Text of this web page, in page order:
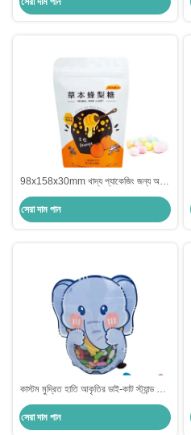
মাংসের খাদ্য প্যাকেজিংয়ের জন্য
98x158x30mm খাদ্য প্যাকেজিং জন্য অশ্রু
খাঁজ এবং জিপার সঙ্গে স্ট্যান্ড আপ ব্যাগ
সেরা দাম পান
কাস্টম মুদ্রিত হাতি আকৃতির ডাই-কাট স্ট্যান্ড আপ
ব্যাগগুলি জিপ লক এবং ক্লিয়ার উইন্ডো সহ
বাচ্চাদের জন্য স্ন্যাকস, ক্যান্ডি প্যাকেজিং
সেরা দাম পান